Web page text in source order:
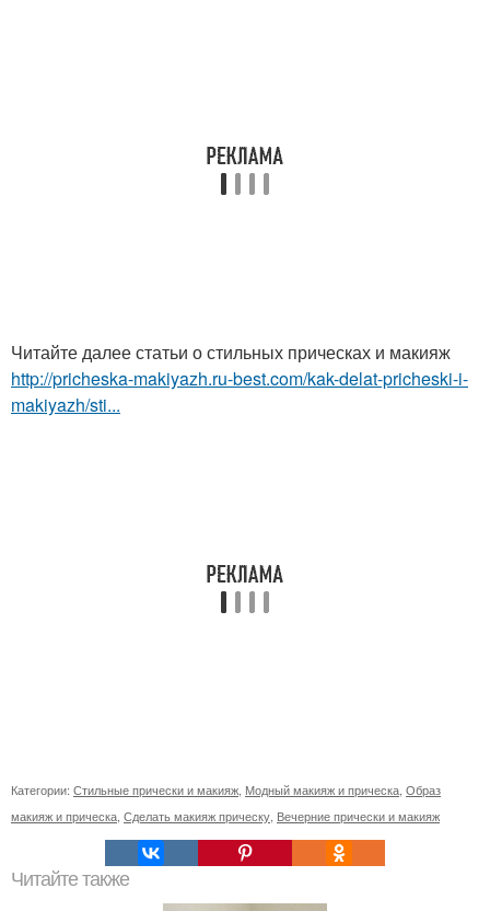
Читайте далее статьи о стильных прическах и макияж
http://pricheska-makiyazh.ru-best.com/kak-delat-pricheski-i-
makiyazh/sti...
Категории: Стильные прически и макияж Модный макияж и прическа Образ
макияж и прическа Сделать макияж прическу Вечерние прически и макияж
Читайте также